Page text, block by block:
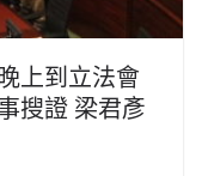
上到立法會
搜證 梁君彥